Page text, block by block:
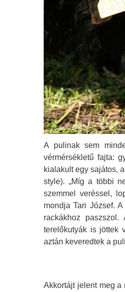
A pulinak sem
vérmérsékletű fajta:
kialakult egy sajátos,
style). „Míg a többi
szemmel veréssel,
mondja Tari József.
rackákhoz
terelőkutyák is jöttek
aztán keveredtek a
Akkortájt jelent meg